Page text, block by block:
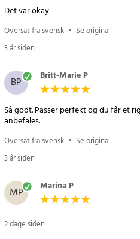
Det var okay
Oversat fra svensk • Se original
3 år siden
BP Britt-Marie P
Så godt. Passer perfekt og du får et
anbefales.
Oversat fra svensk • Se original
3 år siden
MP Marina P
2 dage siden